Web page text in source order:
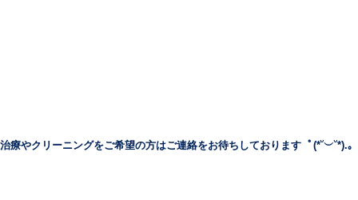
治療やクリーニングをご希望の方はご連絡をお待ちしております ﾟ(*˘︶˘*).｡